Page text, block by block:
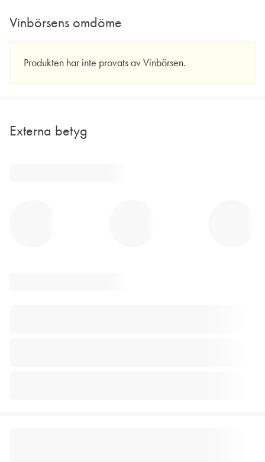
Vinbörsens omdöme
Produkten har inte provats av Vinbörsen.
Externa betyg